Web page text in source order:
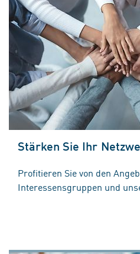
Stärken Sie Ihr
Profitieren Sie von den
Interessensgruppen und